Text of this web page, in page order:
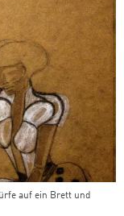
auf ein Brett und